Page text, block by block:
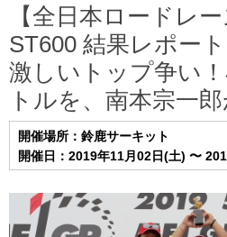
ポイントランキング
【全日本ロードレ
ST600 結果レポー
激しいトップ争い
トルを、南本宗一
開催場所：鈴鹿サーキット
開催日：2019年11月02日(土) 〜